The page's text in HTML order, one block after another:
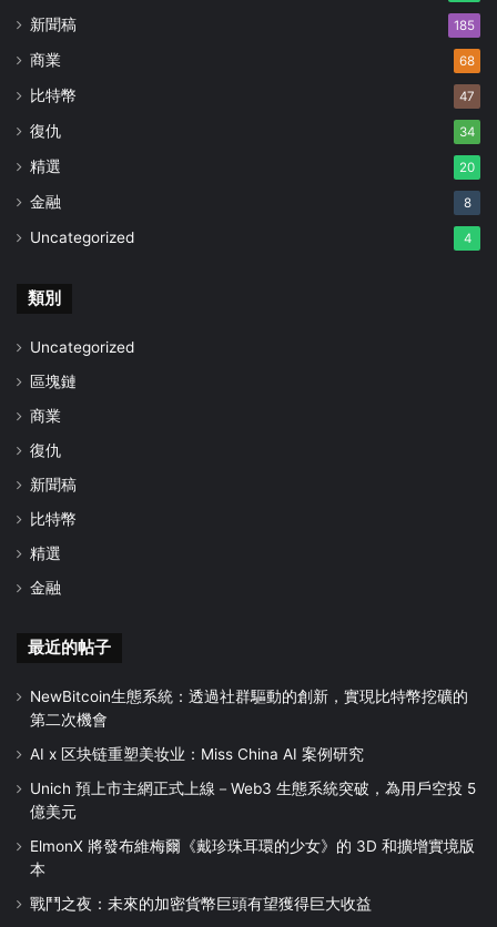
新聞稿 185
商業 68
比特幣 47
復仇 34
精選 20
金融 8
Uncategorized 4
類別
Uncategorized
區塊鏈
商業
復仇
新聞稿
比特幣
精選
金融
最近的帖子
NewBitcoin生態系統：透過社群驅動的創新，實現比特幣挖礦的
第二次機會
AI x 区块链重塑美妆业：Miss China AI 案例研究
Unich 預上市主網正式上線－Web3 生態系統突破，為用戶空投 5
億美元
ElmonX 將發布維梅爾《戴珍珠耳環的少女》的 3D 和擴增實境版
本
戰鬥之夜：未來的加密貨幣巨頭有望獲得巨大收益